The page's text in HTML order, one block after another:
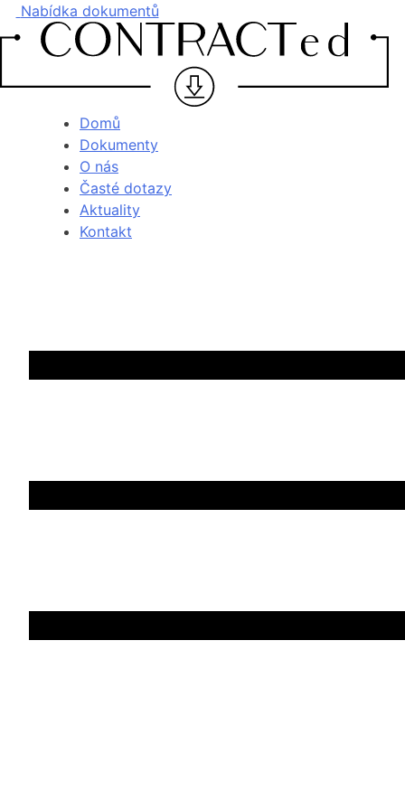
Nabídka dokumentů
Domů
Dokumenty
O nás
Časté dotazy
Aktuality
Kontakt